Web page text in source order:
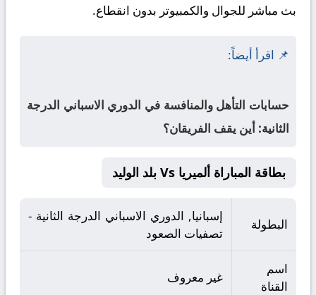
بث مباشر للجوال والكمبيوتر بدون انقطاع.
📌 اقرأ أيضاً:
حسابات التأهل والمنافسة في الدوري الاسباني الدرجة
الثانية: أين يقف الفريقان؟
بطاقة المباراة ألميريا Vs بلد الوليد
البطولة
إسبانيا, الدوري الاسباني الدرجة الثانية -
تصفيات الصعود
اسم
القناة
غير معروف